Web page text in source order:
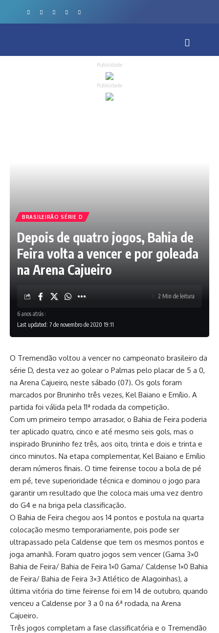
Publicidade
Publicidade
BRASILEIRÃO SÉRIE D
Depois de quatro jogos, Bahia de
Feira volta a vencer e por goleada
na Arena Cajueiro
Last updated: 7 de novembro de 2020 19:11
6 anos atrás
2 Min de leitura
O Tremendão voltou a vencer no campeonato brasileiro da
série D, desta vez ao golear o Palmas pelo placar de 5 a 0,
na Arena Cajueiro, neste sábado (07). Os gols foram
marcados por Bruninho três vezes, Kel Baiano e Emílio. A
partida foi válida pela 11ª rodada da competição.
Com um primeiro tempo arrasador, o Bahia de Feira poderia
ter aplicado quatro, cinco e até mesmo seis gols, mas o
inspirado Bruninho fez três, aos oito, trinta e dois e trinta e
cinco minutos. Na etapa complementar, Kel Baiano e Emílio
deram números finais. O time feirense tocou a bola de pé
em pé, teve superioridade técnica e dominou o jogo para
garantir um resultado que lhe coloca mais uma vez dentro
do G4 e na briga pela classificação.
O Bahia de Feira chegou aos 14 pontos e postula na quarta
colocação mesmo temporariamente, pois pode ser
ultrapassado pela Caldense que tem os mesmos pontos e
joga amanhã. Foram quatro jogos sem vencer (Gama 3×0
Bahia de Feira/ Bahia de Feira 1×0 Gama/ Caldense 1×0 Bahia
de Feira/ Bahia de Feira 3×3 Atlético de Alagoinhas), a
última vitória do time feirense foi em 14 de outubro, quando
venceu a Caldense por 3 a 0 na 6ª rodada, na Arena
Cajueiro.
Três jogos completam a fase classificatória e o Tremendão